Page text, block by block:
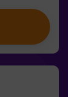
una
infantiles |